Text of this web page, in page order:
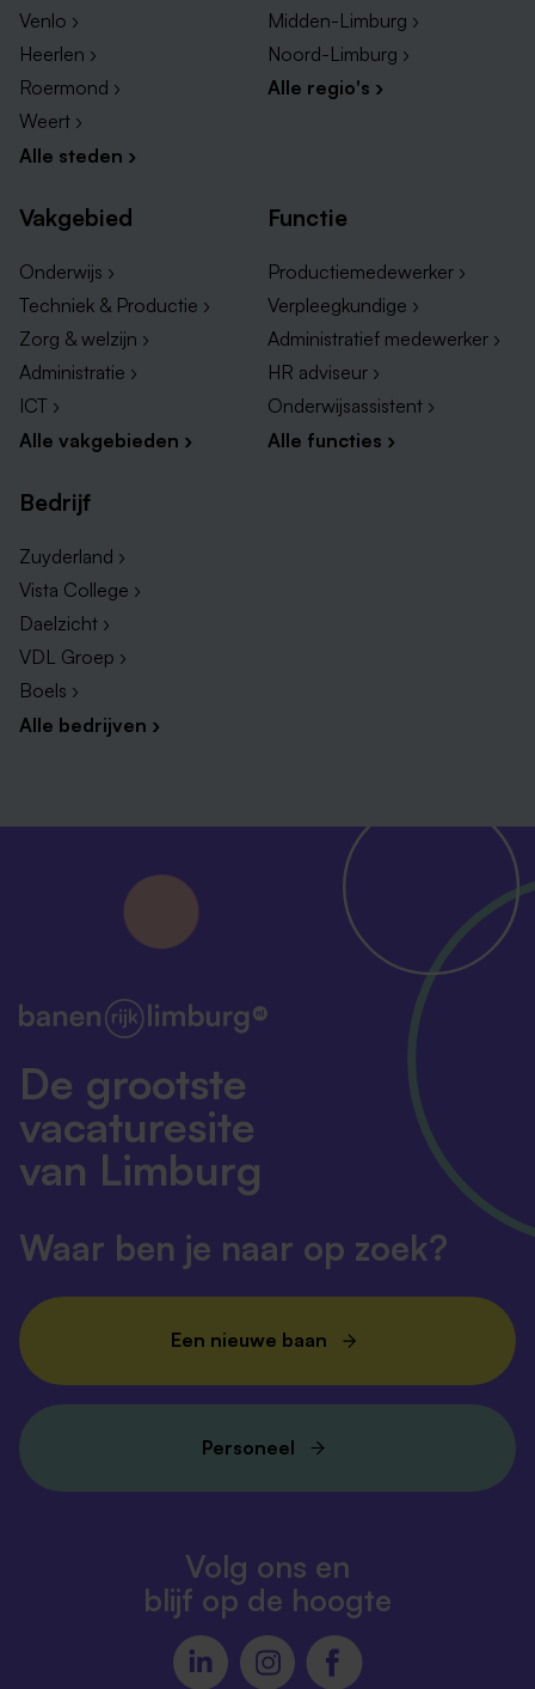
Venlo ›
Heerlen ›
Roermond ›
Weert ›
Alle steden ›
Midden-Limburg ›
Noord-Limburg ›
Alle regio's ›
Vakgebied
Onderwijs ›
Techniek & Productie ›
Zorg & welzijn ›
Administratie ›
ICT ›
Alle vakgebieden ›
Functie
Productiemedewerker ›
Verpleegkundige ›
Administratief medewerker ›
HR adviseur ›
Onderwijsassistent ›
Alle functies ›
Bedrijf
Zuyderland ›
Vista College ›
Daelzicht ›
VDL Groep ›
Boels ›
Alle bedrijven ›
De grootste
vacaturesite
van Limburg
Waar ben je naar op zoek?
Een nieuwe baan
Personeel
Volg ons en
blijf op de hoogte